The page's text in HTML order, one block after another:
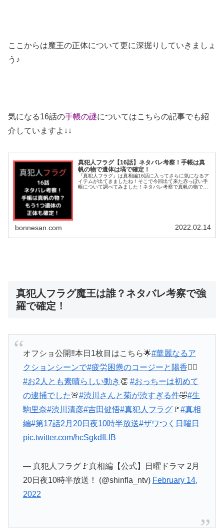
ここからは魔王の正体について更に深掘りしていきましょ
う♪
気になる16話の手帳の謎についてはこちらの記事でも紹
介していますよ↓↓
真犯人フラグ【16話】ネタバレ考察！手帳は真
帆の物で遺体は塙で確定！
『真犯人フラグ』は真相編16話に入ってさらに気になるア
イテムが出てきましたね！そこで今回出て来た赤っぽい手
帳について調べてみました！ネタバレ考察で真帆の物で協
bonnesan.com 2022.02.14
真犯人フラグ魔王は誰？ネタバレ考察で強
羅で確定！
オフショ公開‼️本日1枚目はこちら🌟#華麗なるア
クションシーンで#疲労困憊のコージーと陽香😮‍💨
#お2人とも素晴らしい動き 👏 #おっちーは初めて
の逮捕でした🚨#渋川さんと菊が渋すぎる件🤣#生
駒里奈#渋川清彦#吉田健悟#真犯人フラグ🚩#真相
編#第17話2月20日夜10時半放送#ザワつく日曜日
pic.twitter.com/hcSgkdILIB
— 真犯人フラグ🚩真相編【公式】日曜ドラマ 2月
20日夜10時半放送！ (@shinfla_ntv) February 14,
2022